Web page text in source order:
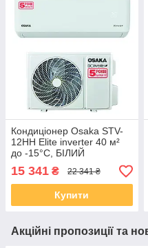
Кондиціонер Osaka STV-
12HH Elite inverter 40 м²
до -15°C, БІЛИЙ
15 341 ₴ 22 341 ₴
Купити
Акційні пропозиції та